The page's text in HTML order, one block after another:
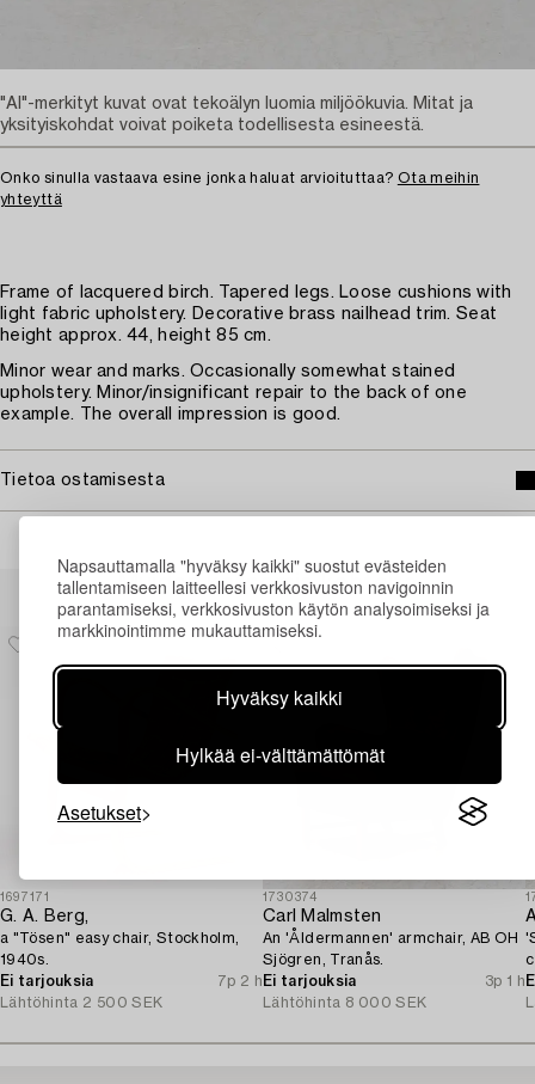
Napsauttamalla "hyväksy kaikki" suostut evästeiden
tallentamiseen laitteellesi verkkosivuston navigoinnin
parantamiseksi, verkkosivuston käytön analysoimiseksi ja
markkinointimme mukauttamiseksi.
Hyväksy kaikki
Hylkää ei-välttämättömät
Asetukset
Onko sinulla vastaava esine jonka haluat arvioituttaa? Ota meihin
yhteyttä
Frame of lacquered birch. Tapered legs. Loose cushions with
light fabric upholstery. Decorative brass nailhead trim. Seat
height approx. 44, height 85 cm.
Minor wear and marks. Occasionally somewhat stained
upholstery. Minor/insignificant repair to the back of one
example. The overall impression is good.
Tietoa ostamisesta
"AI"-merkityt kuvat ovat tekoälyn luomia miljöökuvia. Mitat ja
yksityiskohdat voivat poiketa todellisesta esineestä.
Muiden katsomia kohteita
1697171
G. A. Berg,
a "Tösen" easy chair, Stockholm,
1940s.
Ei tarjouksia
7p 2 h
Lähtöhinta 2 500 SEK
1730374
Carl Malmsten
An 'Åldermannen' armchair, AB OH
Sjögren, Tranås.
Ei tarjouksia
3p 1 h
Lähtöhinta 8 000 SEK